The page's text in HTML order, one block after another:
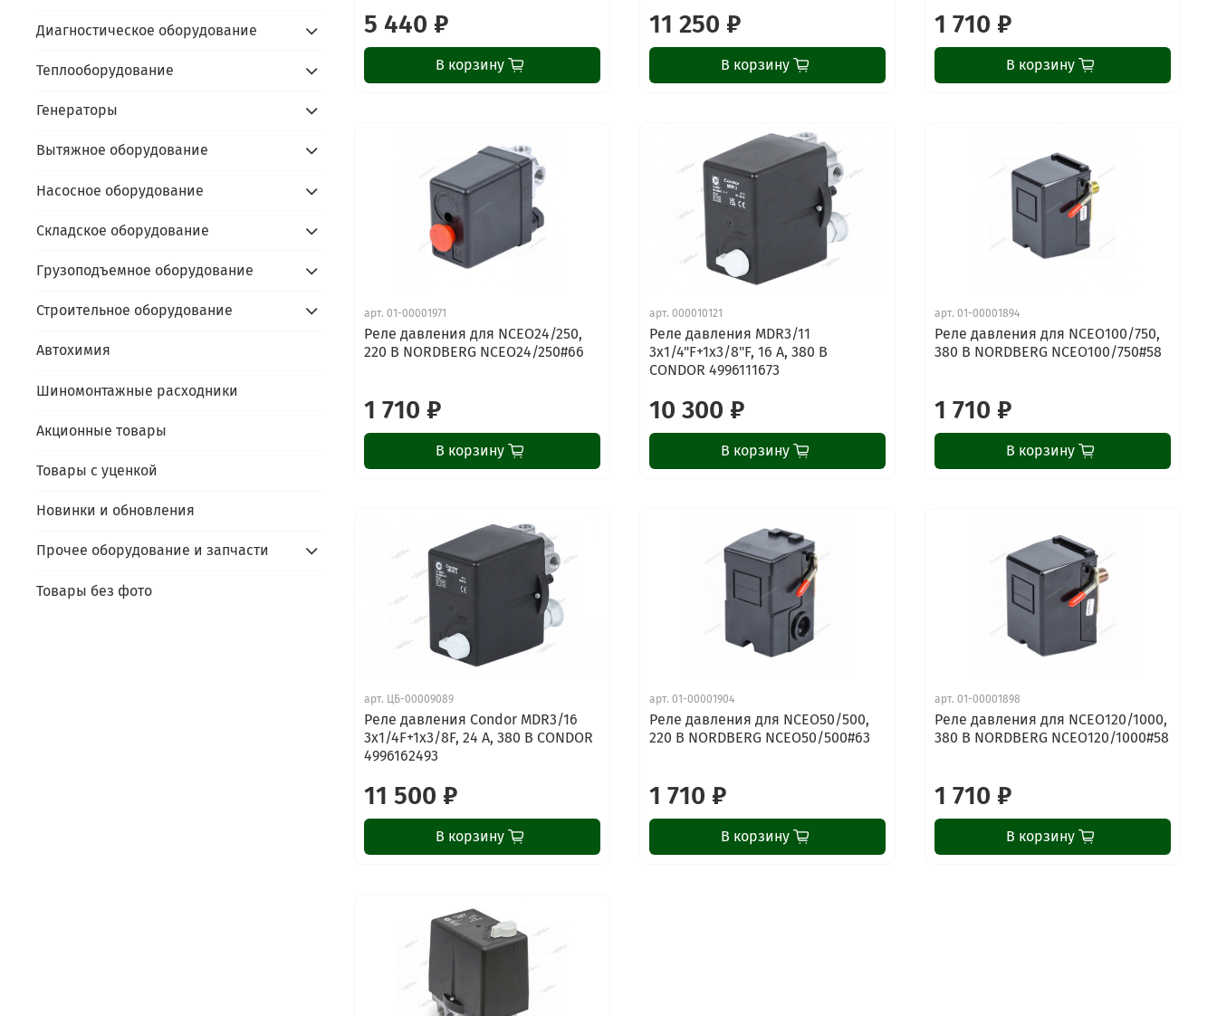
5 440 ₽
В корзину
11 250 ₽
В корзину
1 710 ₽
В корзину
арт.01-00001971
Реле давления для NCEO24/250,
220 В NORDBERG NCEO24/250#66
1 710 ₽
В корзину
арт.000010121
Реле давления MDR3/11
3х1/4"F+1х3/8"F, 16 А, 380 В
CONDOR 4996111673
10 300 ₽
В корзину
арт.01-00001894
Реле давления для NCEO100/750,
380 В NORDBERG NCEO100/750#58
1 710 ₽
В корзину
арт. ЦБ-00009089
Реле давления Condor MDR3/16
3х1/4F+1х3/8F, 24 А, 380 В CONDOR
4996162493
11 500 ₽
В корзину
арт.01-00001904
Реле давления для NCEO50/500,
220 В NORDBERG NCEO50/500#63
1 710 ₽
В корзину
арт.01-00001898
Реле давления для NCEO120/1000,
380 В NORDBERG NCEO120/1000#58
1 710 ₽
В корзину
Диагностическое оборудование
Теплооборудование
Генераторы
Вытяжное оборудование
Насосное оборудование
Складское оборудование
Грузоподъемное оборудование
Строительное оборудование
Автохимия
Шиномонтажные расходники
Акционные товары
Товары с уценкой
Новинки и обновления
Прочее оборудование и запчасти
Товары без фото